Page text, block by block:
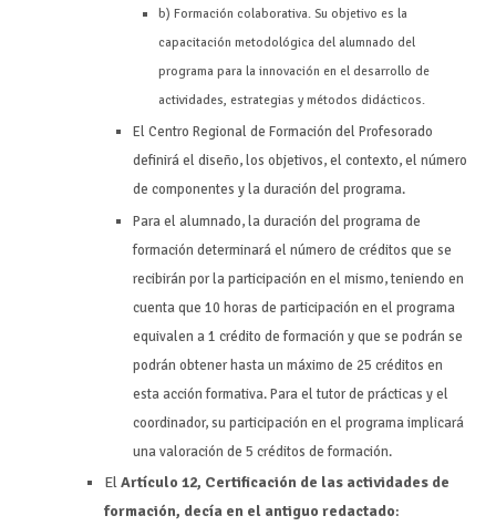
b) Formación colaborativa. Su objetivo es la
capacitación metodológica del alumnado del
programa para la innovación en el desarrollo de
actividades, estrategias y métodos didácticos.
El Centro Regional de Formación del Profesorado
definirá el diseño, los objetivos, el contexto, el número
de componentes y la duración del programa.
Para el alumnado, la duración del programa de
formación determinará el número de créditos que se
recibirán por la participación en el mismo, teniendo en
cuenta que 10 horas de participación en el programa
equivalen a 1 crédito de formación y que se podrán se
podrán obtener hasta un máximo de 25 créditos en
esta acción formativa. Para el tutor de prácticas y el
coordinador, su participación en el programa implicará
una valoración de 5 créditos de formación.
ElArtículo 12, Certificación de las actividades de
formación, decía en el antiguo redactado: